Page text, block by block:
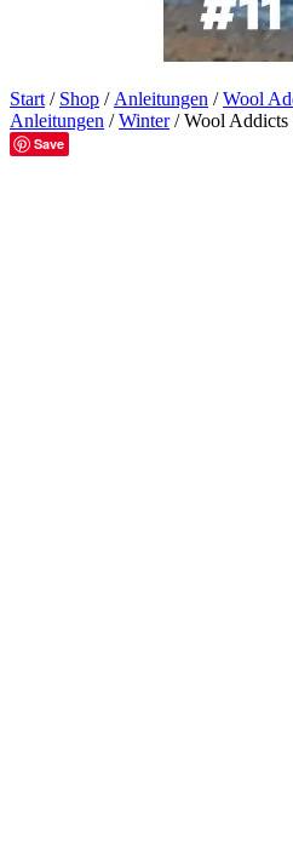
Start / Shop / Anleitungen /Wool
Anleitungen /Winter/ Wool Addicts
Save